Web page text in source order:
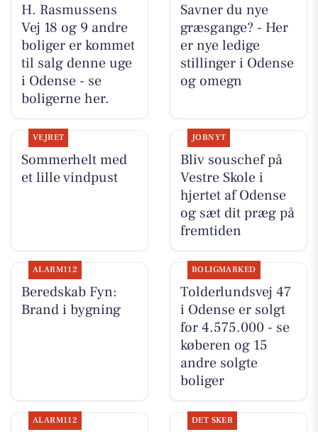
H. Rasmussens
Vej 18 og 9 andre
boliger er kommet
til salg denne uge
i Odense - se
boligerne her.
Savner du nye
græsgange? - Her
er nye ledige
stillinger i Odense
og omegn
VEJRET
Sommerhelt med
et lille vindpust
JOBNYT
Bliv souschef på
Vestre Skole i
hjertet af Odense
og sæt dit præg på
fremtiden
ALARM112
Beredskab Fyn:
Brand i bygning
BOLIGMARKED
Tolderlundsvej 47
i Odense er solgt
for 4.575.000 - se
køberen og 15
andre solgte
boliger
ALARM112 DET SKER